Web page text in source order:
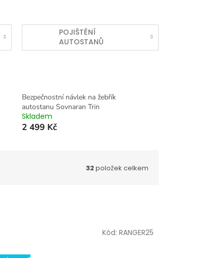
POJIŠTĚNÍ
AUTOSTANŮ
Bezpečnostní návlek na žebřík
autostanu Sovnaran Trin
Skladem
2 499 Kč
32položek celkem
Kód: RANGER25